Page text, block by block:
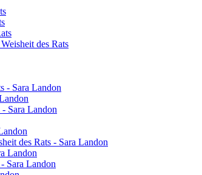
des Rats
- Sara Landon
Sara Landon
des Rats - Sara Landon
Landon
Sara Landon